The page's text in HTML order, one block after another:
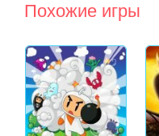
Похожие игры